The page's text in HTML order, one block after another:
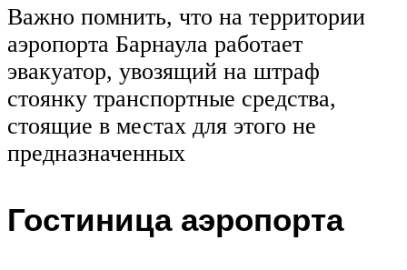
Важно помнить, что на территории
аэропорта Барнаула работает
эвакуатор, увозящий на штраф
стоянку транспортные средства,
стоящие в местах для этого не
предназначенных
Гостиница аэропорта